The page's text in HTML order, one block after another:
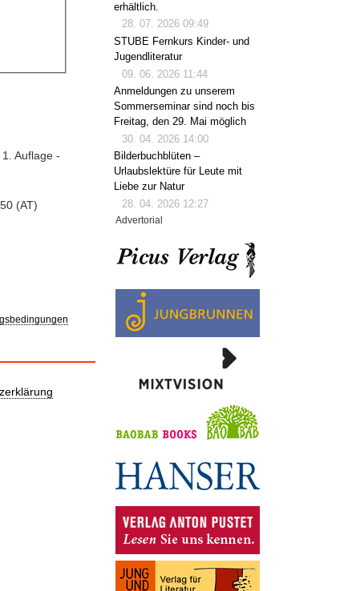
Auflage -
(AT)
erhältlich.
28. 07. 2026 09:49
STUBE Fernkurs Kinder- und
Jugendliteratur
09. 06. 2026 11:44
Anmeldungen zu unserem
Sommerseminar sind noch bis
Freitag, den 29. Mai möglich
30. 04. 2026 14:00
Bilderbuchblüten –
Urlaubslektüre für Leute mit
Liebe zur Natur
28. 04. 2026 12:27
Advertorial